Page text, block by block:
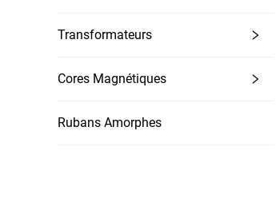
Transformateurs
Cores Magnétiques
Rubans Amorphes